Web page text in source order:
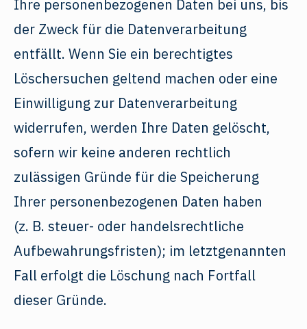
Ihre personenbezogenen Daten bei uns, bis
der Zweck für die Datenverarbeitung
entfällt. Wenn Sie ein berechtigtes
Löschersuchen geltend machen oder eine
Einwilligung zur Datenverarbeitung
widerrufen, werden Ihre Daten gelöscht,
sofern wir keine anderen rechtlich
zulässigen Gründe für die Speicherung
Ihrer personenbezogenen Daten haben
(z. B. steuer- oder handelsrechtliche
Aufbewahrungsfristen); im letztgenannten
Fall erfolgt die Löschung nach Fortfall
dieser Gründe.